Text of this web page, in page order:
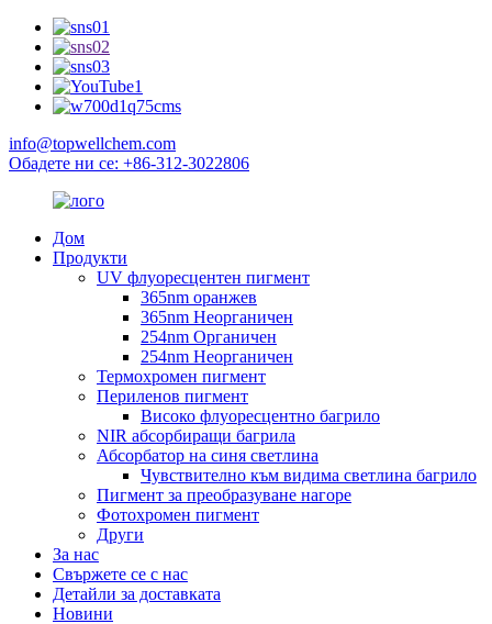
info@topwellchem.com
Обадете ни се: +86-312-3022806
Дом
Продукти
UV флуоресцентен пигмент
365nm оранжев
365nm Неорганичен
254nm Органичен
254nm Неорганичен
Термохромен пигмент
Периленов пигмент
Високо флуоресцентно багрило
NIR абсорбиращи багрила
Абсорбатор на синя светлина
Чувствително към видима светлина багрило
Пигмент за преобразуване нагоре
Фотохромен пигмент
Други
За нас
Свържете се с нас
Детайли за доставката
Новини